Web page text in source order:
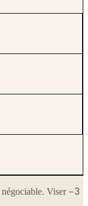
négociable. Viser −3